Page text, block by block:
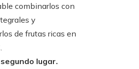
combinarlos con
y
de frutas ricas en
lugar.